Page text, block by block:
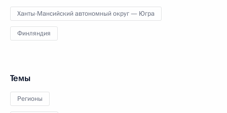
Ханты-Мансийский автономный округ — Югра
Финляндия
Темы
Регионы